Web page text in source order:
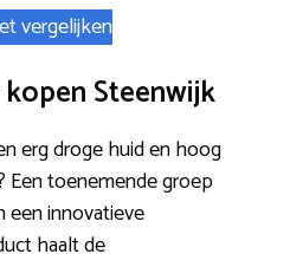
vergelijken
Steenwijk
erg droge huid en hoog
toenemende groep
een innovatieve
haalt de